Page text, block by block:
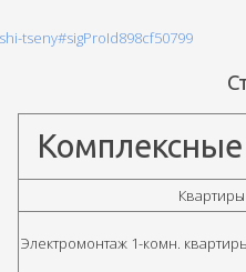
tseny#sigProId898cf50799
Квартиры
Электромонтаж 1-комн.